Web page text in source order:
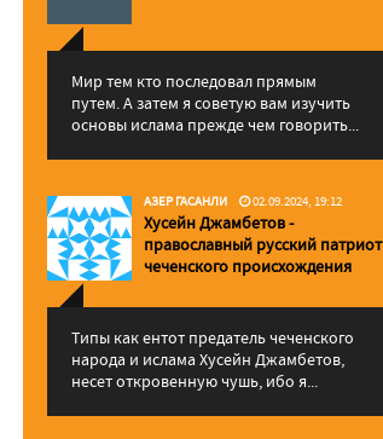
Мир тем кто последовал прямым
путем. А затем я советую вам изучить
основы ислама прежде чем говорить...
АЗЕР ГАСАНЛИ 02.09.2024, 19:12
Хусейн Джамбетов -
православный русский патриот
чеченского происхождения
Типы как ентот предатель чеченского
народа и ислама Хусейн Джамбетов,
несет откровенную чушь, ибо я...